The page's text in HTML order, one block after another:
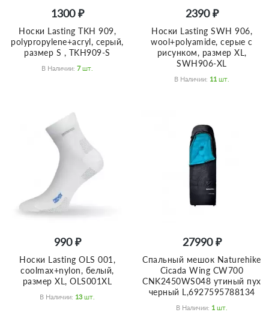
1300 ₽
Носки Lasting TKH 909,
polypropylene+acryl, серый,
размер S , TKH909-S
В Наличии: 7 Шт.
2390 ₽
Носки Lasting SWH 906,
wool+polyamide, серые с
рисунком, размер XL,
SWH906-XL
В Наличии: 11 Шт.
990 ₽
Носки Lasting OLS 001,
coolmax+nylon, белый,
размер XL, OLS001XL
В Наличии: 13 Шт.
27990 ₽
Спальный мешок Naturehike
Cicada Wing CW700
CNK2450WS048 утиный пух
черный L,6927595788134
В Наличии: 1 Шт.